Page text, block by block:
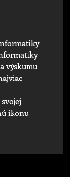
výskumu
ikonu